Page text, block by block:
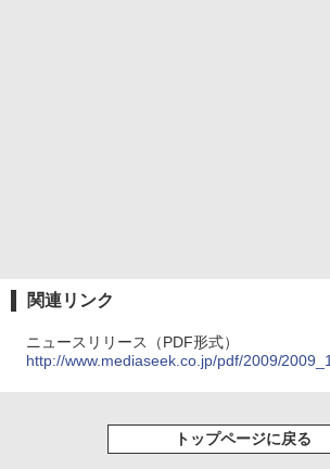
関連リンク
ニュースリリース（PDF形式）
http://www.mediaseek.co.jp/pdf/2009/
トップページに戻る